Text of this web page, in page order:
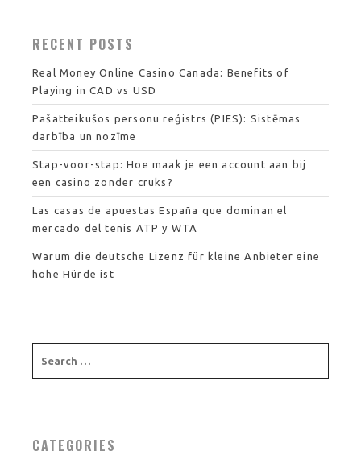
RECENT POSTS
Real Money Online Casino Canada: Benefits of
Playing in CAD vs USD
Pašatteikušos personu reģistrs (PIES): Sistēmas
darbība un nozīme
Stap-voor-stap: Hoe maak je een account aan bij
een casino zonder cruks?
Las casas de apuestas España que dominan el
mercado del tenis ATP y WTA
Warum die deutsche Lizenz für kleine Anbieter eine
hohe Hürde ist
CATEGORIES